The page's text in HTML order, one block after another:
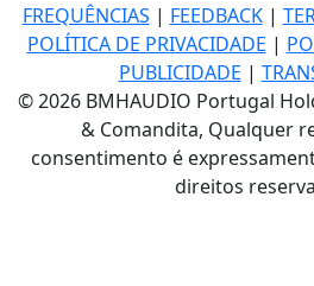
FREQUÊNCIAS | FEEDBACK|
POLÍTICA DE PRIVACIDADE |
PUBLICIDADE |
© 2026 BMHAUDIO Portugal
& Comandita, Qualquer
consentimento é
direitos